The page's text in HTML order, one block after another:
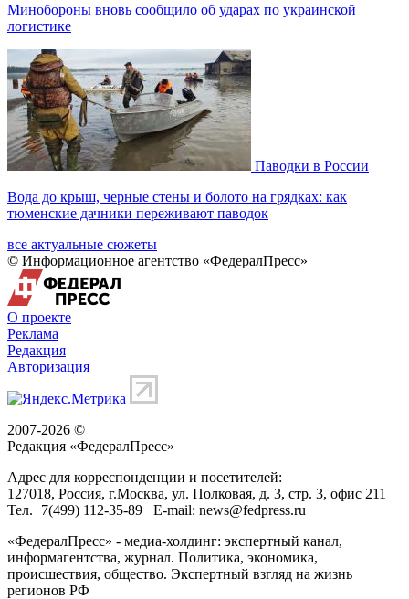
Минобороны вновь сообщило об ударах по украинской
логистике
Паводки в России
Вода до крыш, черные стены и болото на грядках: как
тюменские дачники переживают паводок
все актуальные сюжеты
© Информационное агентство «ФедералПресс»
О проекте
Реклама
Редакция
Авторизация
2007-2026 ©
Редакция «ФедералПресс»
Адрес для корреспонденции и посетителей:
127018, Россия, г.Москва, ул. Полковая, д. 3, стр. 3, офис 211
Тел.+7(499) 112-35-89 E-mail: news@fedpress.ru
«ФедералПресс» - медиа-холдинг: экспертный канал,
информагентства, журнал. Политика, экономика,
происшествия, общество. Экспертный взгляд на жизнь
регионов РФ